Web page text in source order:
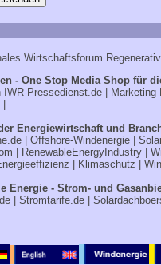
Wirtschaftsforum
- One Stop Media Shop für
IWR-Pressedienst.de| Marketing
Energiewirtschaft und
| Offshore-Windenergie|
RenewableEnergyIndustry|
Klimaschutz
Energie - Strom- und
| Stromtarife.de|